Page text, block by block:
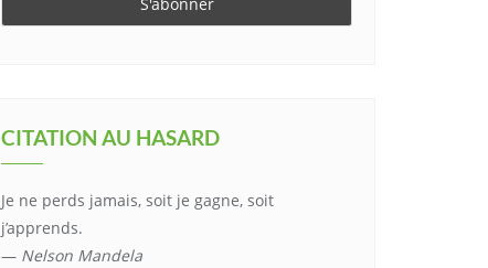
CITATION AU HASARD
Je ne perds jamais, soit je gagne, soit
j’apprends.
— Nelson Mandela